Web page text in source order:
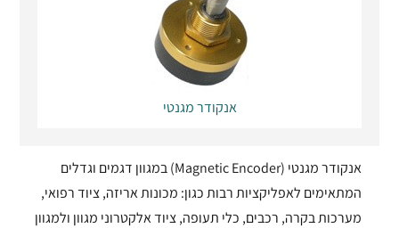
אנקודר מגנטי
אנקודר מגנטי (Magnetic Encoder) במגוון דגמים וגדלים
המתאימים לאפליקציות רבות כגון: מכונות אריזה, ציוד רפואי,
מערכות בקרה, רכבים, כלי תעופה, ציוד אלקטרוני מגוון ולמגוון